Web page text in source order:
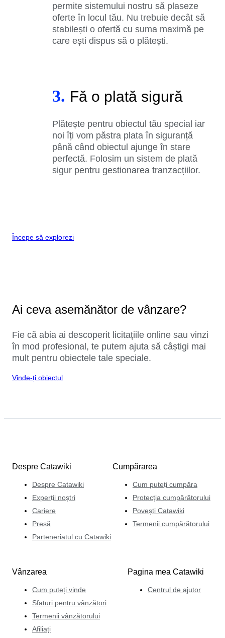
permite sistemului nostru să plaseze
oferte în locul tău. Nu trebuie decât să
stabilești o ofertă cu suma maximă pe
care ești dispus să o plătești.
3. Fă o plată sigură
Plătește pentru obiectul tău special iar
noi îți vom păstra plata în siguranță
până când obiectul ajunge în stare
perfectă. Folosim un sistem de plată
sigur pentru gestionarea tranzacțiilor.
Începe să explorezi
Ai ceva asemănător de vânzare?
Fie că abia ai descoperit licitațiile online sau vinzi
în mod profesional, te putem ajuta să câștigi mai
mult pentru obiectele tale speciale.
Vinde-ți obiectul
Despre Catawiki
Despre Catawiki
Experții noștri
Cariere
Presă
Parteneriatul cu Catawiki
Cumpărarea
Cum puteți cumpăra
Protecția cumpărătorului
Povești Catawiki
Termenii cumpărătorului
Vânzarea
Cum puteți vinde
Sfaturi pentru vânzători
Termenii vânzătorului
Afiliați
Pagina mea Catawiki
Centrul de ajutor